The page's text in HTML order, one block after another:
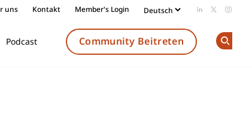
uns Kontakt Member's Login Add us on
Follow
Podcast Community Beitreten